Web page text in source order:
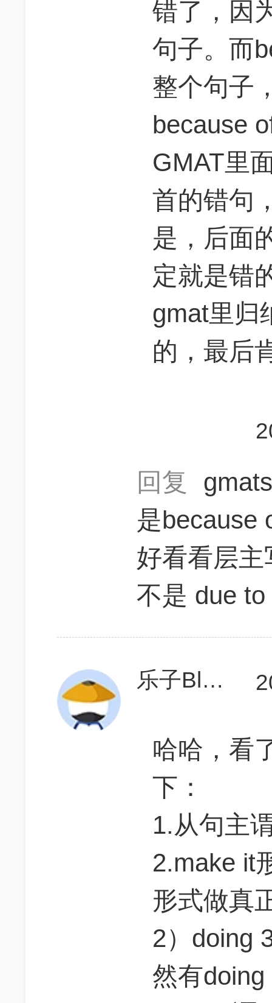
错了，因
句子。而
整个句子
because
GMAT里
首的错句
是，后面
定就是错
gmat里归
的，最后
回复
是because
好看看层
不是 due
乐子Blanch
哈哈，看
下：
1.从句主
2.make it
形式做真
2）doing
然有